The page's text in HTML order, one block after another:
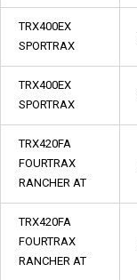
TRX400EX
SPORTRAX
TRX400EX
SPORTRAX
TRX420FA
FOURTRAX
RANCHER AT
TRX420FA
FOURTRAX
RANCHER AT